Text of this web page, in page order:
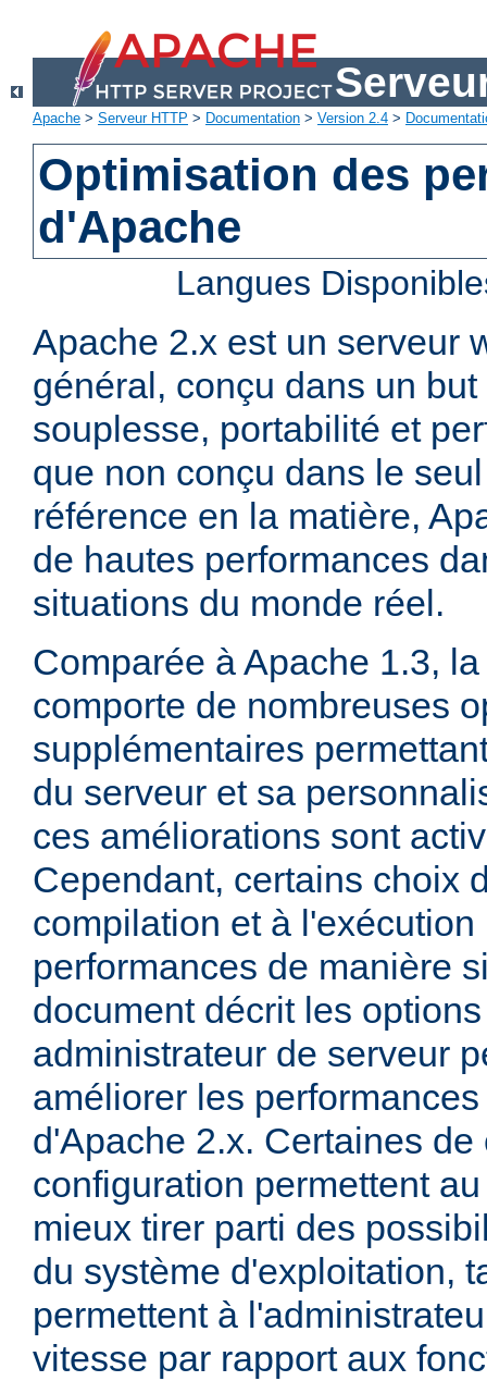
Apache > Serveur HTTP > Documentation > Version 2.4 >
Optimisation des
d'Apache
Langues
Apache 2.x est un serveur
général, conçu dans un
souplesse, portabilité et
que non conçu dans le
référence en la matière,
de hautes performances
situations du monde réel.
Comparée à Apache 1.3,
comporte de nombreuses
supplémentaires
du serveur et sa
ces améliorations sont
Cependant, certains choix
compilation et à
performances de manière
document décrit les
administrateur de serveur
améliorer les
d'Apache 2.x. Certaines
configuration permettent
mieux tirer parti des
du système d'exploitation,
permettent à
vitesse par rapport aux